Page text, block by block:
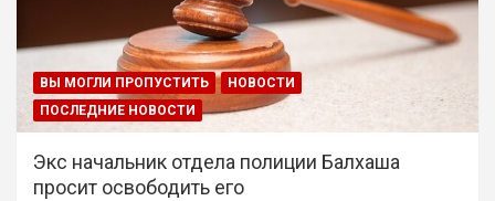
ВЫ МОГЛИ ПРОПУСТИТЬ
НОВОСТИ
ПОСЛЕДНИЕ НОВОСТИ
Экс начальник отдела полиции Балхаша
просит освободить его